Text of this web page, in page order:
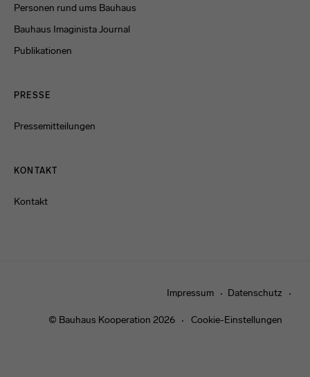
Personen rund ums Bauhaus
Bauhaus Imaginista Journal
Publikationen
PRESSE
Pressemitteilungen
KONTAKT
Kontakt
Impressum Datenschutz
© Bauhaus Kooperation 2026 Cookie-Einstellungen